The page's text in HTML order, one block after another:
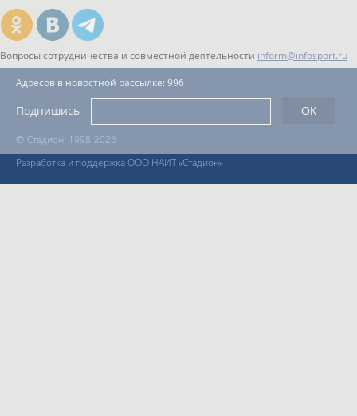
Вопросы сотрудничества и совместной деятельности inform@infosport.ru
© Стадион, 1998-2026
Разработка и поддержка ООО НАИТ «Стадион»
Адресов в новостной рассылке: 996
Подпишись